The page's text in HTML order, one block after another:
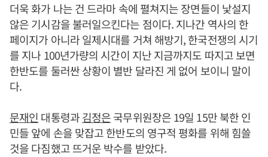
더욱 화가 나는 건 드라마 속에 펼쳐지는 장면들이 낯설지
않은 기시감을 불러일으킨다는 점이다. 지나간 역사의 한
페이지가 아니라 일제시대를 거쳐 해방기, 한국전쟁의 시기
를 지나 100년가량의 시간이 지난 지금까지도 따지고 보면
한반도를 둘러싼 상황이 별반 달라진 게 없어 보이니 말이
다.
문재인 대통령과김정은국무위원장은 19일 15만 북한 인
민들 앞에 손을 맞잡고 한반도의 영구적 평화를 위해 힘쓸
것을 다짐했고 뜨거운 박수를 받았다.